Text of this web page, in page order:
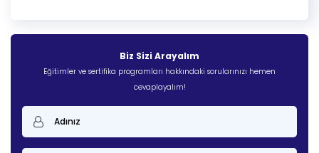
Biz Sizi Arayalım
Eğitimler ve sertifika programları hakkındaki sorularınızı hemen
cevaplayalım!